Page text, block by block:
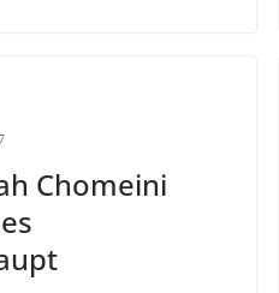
Chomeini